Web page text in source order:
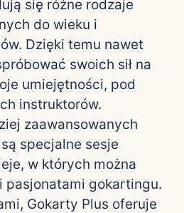
się różne rodzaje
do wieku i
Dzięki temu nawet
swoich sił na
umiejętności, pod
instruktorów.
zaawansowanych
specjalne sesje
w których można
pasjonatami gokartingu.
Gokarty Plus oferuje